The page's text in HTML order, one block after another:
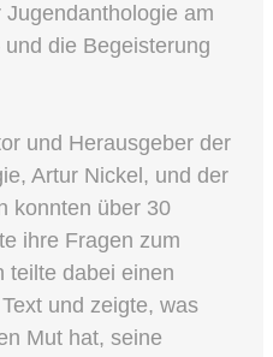
am
die Begeisterung
und Herausgeber der
Artur Nickel, und der
konnten über 30
ihre Fragen zum
teilte dabei einen
und zeigte, was
Mut hat, seine